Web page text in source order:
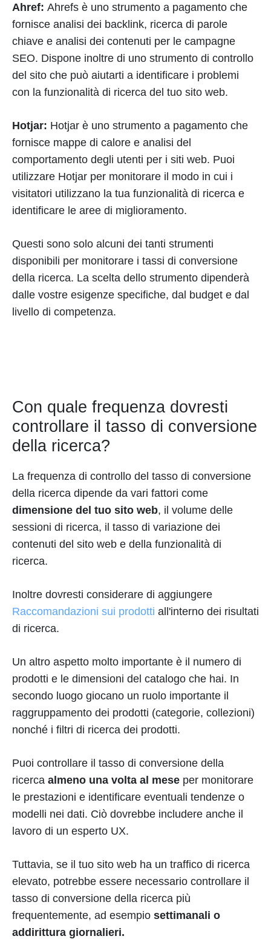
Ahref: Ahrefs è uno strumento a pagamento che
fornisce analisi dei backlink, ricerca di parole
chiave e analisi dei contenuti per le campagne
SEO. Dispone inoltre di uno strumento di controllo
del sito che può aiutarti a identificare i problemi
con la funzionalità di ricerca del tuo sito web.
Hotjar: Hotjar è uno strumento a pagamento che
fornisce mappe di calore e analisi del
comportamento degli utenti per i siti web. Puoi
utilizzare Hotjar per monitorare il modo in cui i
visitatori utilizzano la tua funzionalità di ricerca e
identificare le aree di miglioramento.
Questi sono solo alcuni dei tanti strumenti
disponibili per monitorare i tassi di conversione
della ricerca. La scelta dello strumento dipenderà
dalle vostre esigenze specifiche, dal budget e dal
livello di competenza.
Con quale frequenza dovresti
controllare il tasso di conversione
della ricerca?
La frequenza di controllo del tasso di conversione
della ricerca dipende da vari fattori come
dimensione del tuo sito web, il volume delle
sessioni di ricerca, il tasso di variazione dei
contenuti del sito web e della funzionalità di
ricerca.
Inoltre dovresti considerare di aggiungere
Raccomandazioni sui prodotti all'interno dei risultati
di ricerca.
Un altro aspetto molto importante è il numero di
prodotti e le dimensioni del catalogo che hai. In
secondo luogo giocano un ruolo importante il
raggruppamento dei prodotti (categorie, collezioni)
nonché i filtri di ricerca dei prodotti.
Puoi controllare il tasso di conversione della
ricerca almeno una volta al mese per monitorare
le prestazioni e identificare eventuali tendenze o
modelli nei dati. Ciò dovrebbe includere anche il
lavoro di un esperto UX.
Tuttavia, se il tuo sito web ha un traffico di ricerca
elevato, potrebbe essere necessario controllare il
tasso di conversione della ricerca più
frequentemente, ad esempio settimanali o
addirittura giornalieri.